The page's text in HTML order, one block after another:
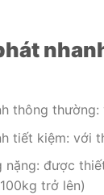
thông
tiết kiệm: với
nặng: được
trở lên)